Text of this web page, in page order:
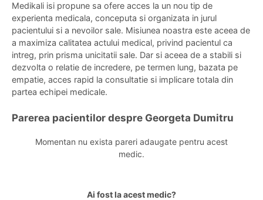
Medikali isi propune sa ofere acces la un nou tip de
experienta medicala, conceputa si organizata in jurul
pacientului si a nevoilor sale. Misiunea noastra este aceea de
a maximiza calitatea actului medical, privind pacientul ca
intreg, prin prisma unicitatii sale. Dar si aceea de a stabili si
dezvolta o relatie de incredere, pe termen lung, bazata pe
empatie, acces rapid la consultatie si implicare totala din
partea echipei medicale.
Parerea pacientilor despre Georgeta Dumitru
Momentan nu exista pareri adaugate pentru acest
medic.
Ai fost la acest medic?